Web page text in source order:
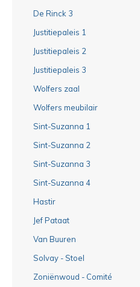
De Rinck 3
Justitiepaleis 1
Justitiepaleis 2
Justitiepaleis 3
Wolfers zaal
Wolfers meubilair
Sint-Suzanna 1
Sint-Suzanna 2
Sint-Suzanna 3
Sint-Suzanna 4
Hastir
Jef Pataat
Van Buuren
Solvay - Stoel
Zoniënwoud - Comité